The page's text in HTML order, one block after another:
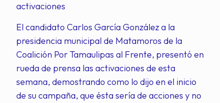
activaciones
El candidato Carlos García González a la
presidencia municipal de Matamoros de la
Coalición Por Tamaulipas al Frente, presentó en
rueda de prensa las activaciones de esta
semana, demostrando como lo dijo en el inicio
de su campaña, que ésta sería de acciones y no